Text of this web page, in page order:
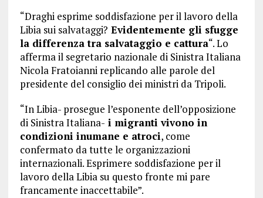
“Draghi esprime soddisfazione per il lavoro della
Libia sui salvataggi? Evidentemente gli sfugge
la differenza tra salvataggio e cattura“. Lo
afferma il segretario nazionale di Sinistra Italiana
Nicola Fratoianni replicando alle parole del
presidente del consiglio dei ministri da Tripoli.
“In Libia- prosegue l’esponente dell’opposizione
di Sinistra Italiana- i migranti vivono in
condizioni inumane e atroci, come
confermato da tutte le organizzazioni
internazionali. Esprimere soddisfazione per il
lavoro della Libia su questo fronte mi pare
francamente inaccettabile”.